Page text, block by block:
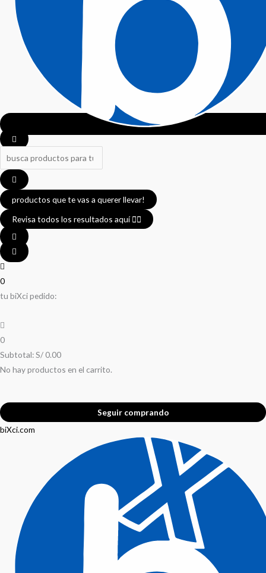
productos que te vas a querer llevar!
Revisa todos los resultados aquí 👈🏼
0
tu biXci pedido:
0
Subtotal:S/ 0.00
No hay productos en el carrito.
Seguir comprando
biXci.com